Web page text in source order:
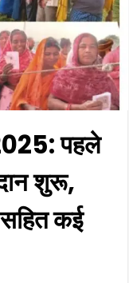
पहले
शुरू,
कई